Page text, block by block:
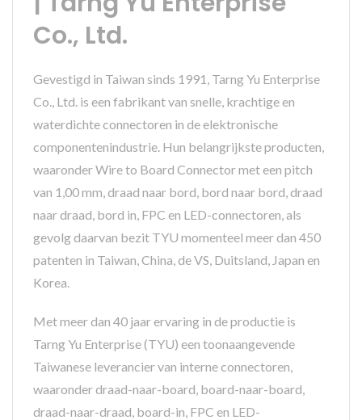
Co., Ltd.
Gevestigd in Taiwan sinds 1991, Tarng Yu Enterprise
Co., Ltd. is een fabrikant van snelle, krachtige en
waterdichte connectoren in de elektronische
componentenindustrie. Hun belangrijkste producten,
waaronder Wire to Board Connector met een pitch
van 1,00 mm, draad naar bord, bord naar bord, draad
naar draad, bord in, FPC en LED-connectoren, als
gevolg daarvan bezit TYU momenteel meer dan 450
patenten in Taiwan, China, de VS, Duitsland, Japan en
Korea.
Met meer dan 40 jaar ervaring in de productie is
Tarng Yu Enterprise (TYU) een toonaangevende
Taiwanese leverancier van interne connectoren,
waaronder draad-naar-board, board-naar-board,
draad-naar-draad, board-in, FPC en LED-